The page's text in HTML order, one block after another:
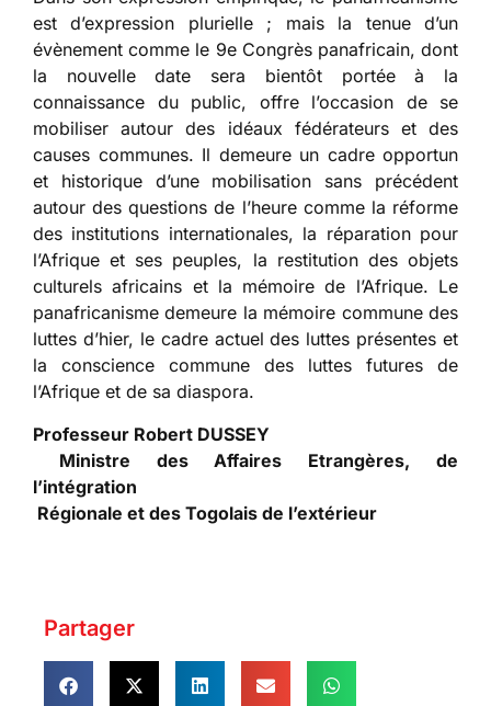
est d’expression plurielle ; mais la tenue d’un
évènement comme le 9e Congrès panafricain, dont
la nouvelle date sera bientôt portée à la
connaissance du public, offre l’occasion de se
mobiliser autour des idéaux fédérateurs et des
causes communes. Il demeure un cadre opportun
et historique d’une mobilisation sans précédent
autour des questions de l’heure comme la réforme
des institutions internationales, la réparation pour
l’Afrique et ses peuples, la restitution des objets
culturels africains et la mémoire de l’Afrique. Le
panafricanisme demeure la mémoire commune des
luttes d’hier, le cadre actuel des luttes présentes et
la conscience commune des luttes futures de
l’Afrique et de sa diaspora.
Professeur Robert DUSSEY
Ministre des Affaires Etrangères, de
l’intégration
Régionale et des Togolais de l’extérieur
Partager